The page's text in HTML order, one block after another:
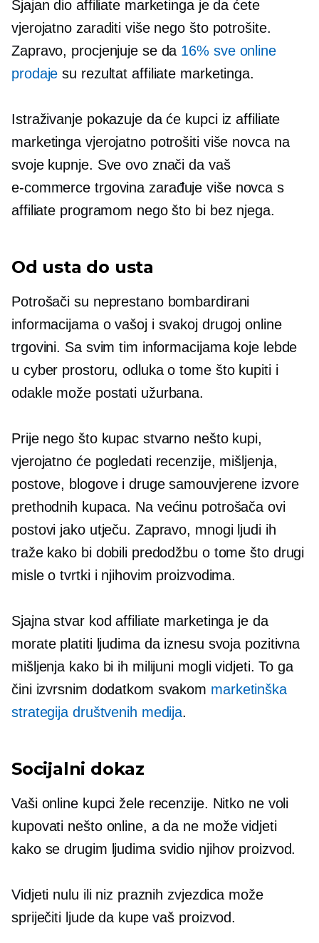
Sjajan dio affiliate marketinga je da ćete
vjerojatno zaraditi više nego što potrošite.
Zapravo, procjenjuje se da 16% sve online
prodaje su rezultat affiliate marketinga.
Istraživanje pokazuje da će kupci iz affiliate
marketinga vjerojatno potrošiti više novca na
svoje kupnje. Sve ovo znači da vaš
e-commerce trgovina zarađuje više novca s
affiliate programom nego što bi bez njega.
Od usta do usta
Potrošači su neprestano bombardirani
informacijama o vašoj i svakoj drugoj online
trgovini. Sa svim tim informacijama koje lebde
u cyber prostoru, odluka o tome što kupiti i
odakle može postati užurbana.
Prije nego što kupac stvarno nešto kupi,
vjerojatno će pogledati recenzije, mišljenja,
postove, blogove i druge samouvjerene izvore
prethodnih kupaca. Na većinu potrošača ovi
postovi jako utječu. Zapravo, mnogi ljudi ih
traže kako bi dobili predodžbu o tome što drugi
misle o tvrtki i njihovim proizvodima.
Sjajna stvar kod affiliate marketinga je da
morate platiti ljudima da iznesu svoja pozitivna
mišljenja kako bi ih milijuni mogli vidjeti. To ga
čini izvrsnim dodatkom svakom marketinška
strategija društvenih medija.
Socijalni dokaz
Vaši online kupci žele recenzije. Nitko ne voli
kupovati nešto online, a da ne može vidjeti
kako se drugim ljudima svidio njihov proizvod.
Vidjeti nulu ili niz praznih zvjezdica može
spriječiti ljude da kupe vaš proizvod.